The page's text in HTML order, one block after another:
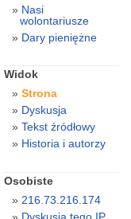
Nasi
wolontariusze
Dary pieniężne
Widok
Strona
Dyskusja
Tekst źródłowy
Historia i autorzy
Osobiste
216.73.216.174